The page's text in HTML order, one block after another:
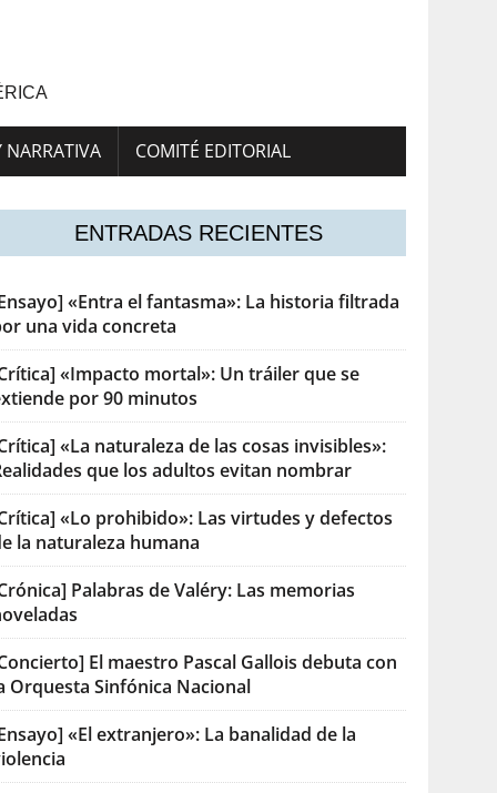
NARRATIVA COMITÉ EDITORIAL
ENTRADAS RECIENTES
«Entra el fantasma»: La historia filtrada
una vida concreta
«Impacto mortal»: Un tráiler que se
por 90 minutos
«La naturaleza de las cosas invisibles»:
que los adultos evitan nombrar
«Lo prohibido»: Las virtudes y defectos
la naturaleza humana
Palabras de Valéry: Las memorias
El maestro Pascal Gallois debuta con
Orquesta Sinfónica Nacional
«El extranjero»: La banalidad de la